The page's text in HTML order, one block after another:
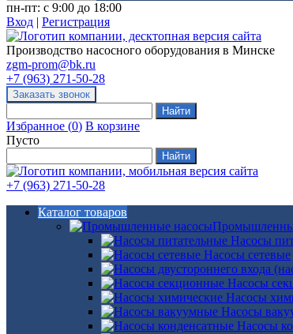
пн-пт: с 9:00 до 18:00
Вход | Регистрация
Производство насосного оборудования в Минске
zgm-prom@bk.ru
+7 (963) 271-50-28
Избранное (0) В корзине
Пусто
+7 (963) 271-50-28
Каталог товаров
Насосы
Насосы сетевые
Насосы
Насосы
Насосы
Насосы